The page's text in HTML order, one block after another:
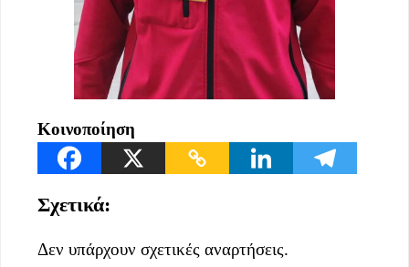
Κοινοποίηση
Σχετικά:
Δεν υπάρχουν σχετικές αναρτήσεις.